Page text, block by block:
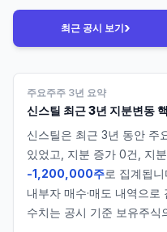
최근 공시 보기›
주요주주 3년 요약
신스틸 최근 3년 지분변동
신스틸은 최근 3년 동안 주
있었고, 지분 증가 0건, 지
-1,200,000주로 집계됩
내부자 매수·매도 내역으
수치는 공시 기준 보유주식